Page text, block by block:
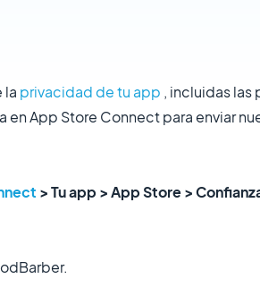
la privacidad de tu app , incluidas
App Store Connect para enviar
> Tu app > App Store >